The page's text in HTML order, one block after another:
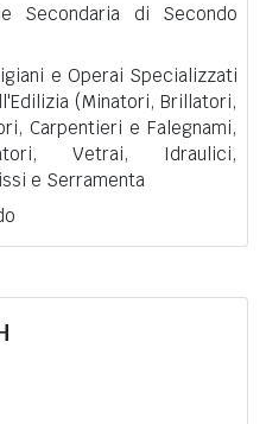
Secondaria di Secondo
e Operai Specializzati
(Minatori, Brillatori,
Carpentieri e Falegnami,
Vetrai, Idraulici,
e Serramenta